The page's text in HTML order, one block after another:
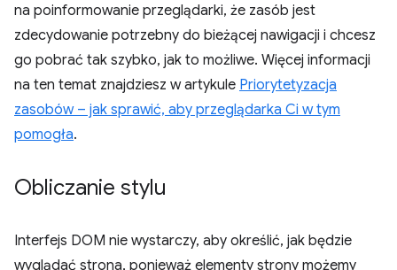
na poinformowanie przeglądarki, że zasób jest
zdecydowanie potrzebny do bieżącej nawigacji i chcesz
go pobrać tak szybko, jak to możliwe. Więcej informacji
na ten temat znajdziesz w artykule Priorytetyzacja
zasobów – jak sprawić, aby przeglądarka Ci w tym
pomogła.
Obliczanie stylu
Interfejs DOM nie wystarczy, aby określić, jak będzie
wyglądać strona, ponieważ elementy strony możemy